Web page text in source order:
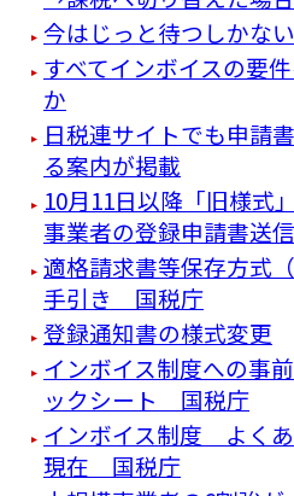
今はじっと待つしかない
すべてインボイスの要
か
日税連サイトでも申請
る案内が掲載
10月11日以降「旧様式
事業者の登録申請書送
適格請求書等保存方式
手引き 国税庁
登録通知書の様式変更
インボイス制度への事
ックシート 国税庁
インボイス制度 よく
現在 国税庁